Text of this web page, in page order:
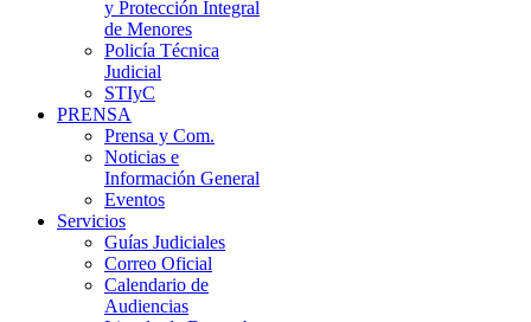
y Protección Integral
de Menores
Policía Técnica
Judicial
STIyC
PRENSA
Prensa y Com.
Noticias e
Información General
Eventos
Servicios
Guías Judiciales
Correo Oficial
Calendario de
Audiencias